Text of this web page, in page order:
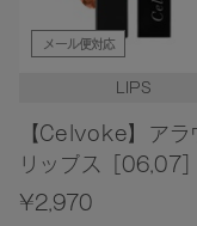
メール便対応
LIPS
【Celvoke】アラ
リップス［06,07
フィル）
¥2,970